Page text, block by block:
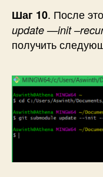
Шаг 10. После
update —init
получить